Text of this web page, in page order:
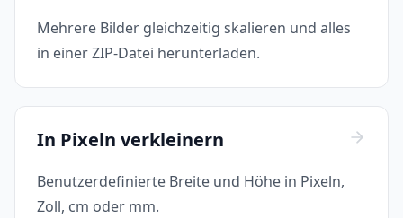
Mehrere Bilder gleichzeitig skalieren und alles
in einer ZIP-Datei herunterladen.
In Pixeln verkleinern
Benutzerdefinierte Breite und Höhe in Pixeln,
Zoll, cm oder mm.